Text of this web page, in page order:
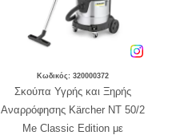
Κωδικός: 320000372
Σκούπα Υγρής και Ξηρής
Αναρρόφησης Kärcher NT 50/2
Me Classic Edition με